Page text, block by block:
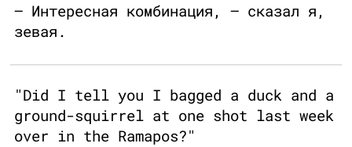
— Интересная комбинация, — сказал я,
зевая.
"Did I tell you I bagged a duck and a
ground-squirrel at one shot last week
over in the Ramapos?"